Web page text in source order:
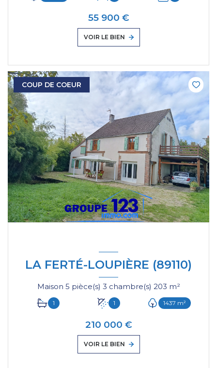
55 900 €
VOIR LE BIEN
COUP DE COEUR
LA FERTÉ-LOUPIÈRE (89110)
Maison 5 pièce(s) 3 chambre(s) 203 m²
1 1 1437 m²
210 000 €
VOIR LE BIEN